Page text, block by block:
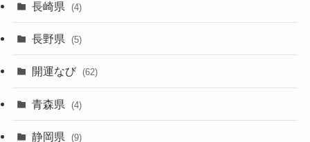
長崎県 (4)
長野県 (5)
開運なび (62)
青森県 (4)
静岡県 (9)